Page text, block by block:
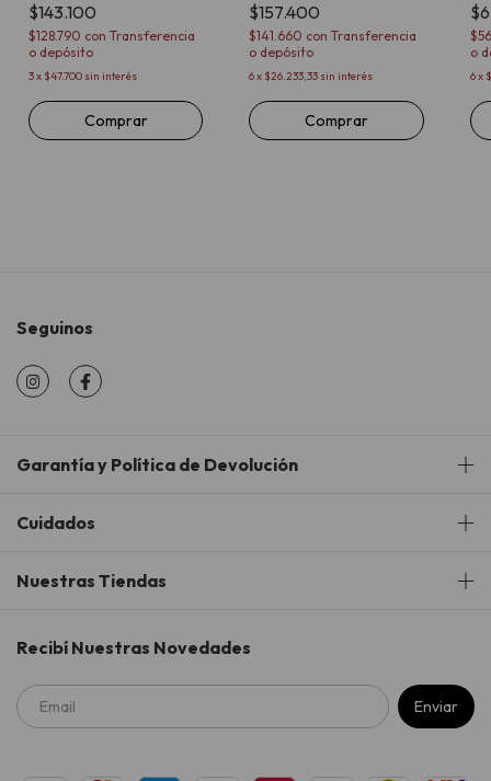
$143.100
$128.790 con Transferencia
o depósito
3x $47.700 sin interés
Comprar
$157.400
$141.660 con Transferencia
o depósito
6x $26.233,33 sin interés
Comprar
o
6x
Seguinos
Garantía y Política de Devolución
Cuidados
Nuestras Tiendas
Recibí Nuestras Novedades